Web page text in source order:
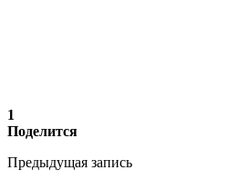
1
Поделится
Предыдущая запись